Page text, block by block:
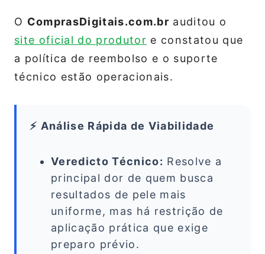
O ComprasDigitais.com.br auditou o
site oficial do produtor e constatou que
a política de reembolso e o suporte
técnico estão operacionais.
⚡ Análise Rápida de Viabilidade
Veredicto Técnico: Resolve a
principal dor de quem busca
resultados de pele mais
uniforme, mas há restrição de
aplicação prática que exige
preparo prévio.